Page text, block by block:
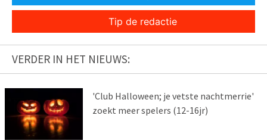
Tip de redactie
VERDER IN HET NIEUWS:
'Club Halloween; je vetste nachtmerrie'
zoekt meer spelers (12-16jr)